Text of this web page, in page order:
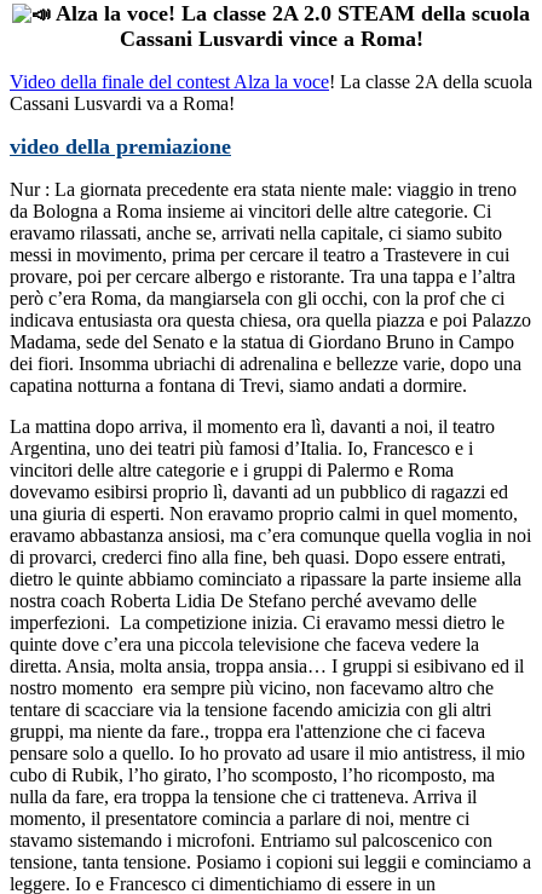
Alza la voce! La classe 2A 2.0 STEAM della scuola
Cassani Lusvardi vince a Roma!
Video della finale del contest Alza la voce! La classe 2A della scuola
Cassani Lusvardi va a Roma!
video della premiazione
Nur : La giornata precedente era stata niente male: viaggio in treno
da Bologna a Roma insieme ai vincitori delle altre categorie. Ci
eravamo rilassati, anche se, arrivati nella capitale, ci siamo subito
messi in movimento, prima per cercare il teatro a Trastevere in cui
provare, poi per cercare albergo e ristorante. Tra una tappa e l’altra
però c’era Roma, da mangiarsela con gli occhi, con la prof che ci
indicava entusiasta ora questa chiesa, ora quella piazza e poi Palazzo
Madama, sede del Senato e la statua di Giordano Bruno in Campo
dei fiori. Insomma ubriachi di adrenalina e bellezze varie, dopo una
capatina notturna a fontana di Trevi, siamo andati a dormire.
La mattina dopo arriva, il momento era lì, davanti a noi, il teatro
Argentina, uno dei teatri più famosi d’Italia. Io, Francesco e i
vincitori delle altre categorie e i gruppi di Palermo e Roma
dovevamo esibirsi proprio lì, davanti ad un pubblico di ragazzi ed
una giuria di esperti. Non eravamo proprio calmi in quel momento,
eravamo abbastanza ansiosi, ma c’era comunque quella voglia in noi
di provarci, crederci fino alla fine, beh quasi. Dopo essere entrati,
dietro le quinte abbiamo cominciato a ripassare la parte insieme alla
nostra coach Roberta Lidia De Stefano perché avevamo delle
imperfezioni. La competizione inizia. Ci eravamo messi dietro le
quinte dove c’era una piccola televisione che faceva vedere la
diretta. Ansia, molta ansia, troppa ansia… I gruppi si esibivano ed il
nostro momento era sempre più vicino, non facevamo altro che
tentare di scacciare via la tensione facendo amicizia con gli altri
gruppi, ma niente da fare., troppa era l'attenzione che ci faceva
pensare solo a quello. Io ho provato ad usare il mio antistress, il mio
cubo di Rubik, l’ho girato, l’ho scomposto, l’ho ricomposto, ma
nulla da fare, era troppa la tensione che ci tratteneva. Arriva il
momento, il presentatore comincia a parlare di noi, mentre ci
stavamo sistemando i microfoni. Entriamo sul palcoscenico con
tensione, tanta tensione. Posiamo i copioni sui leggii e cominciamo a
leggere. Io e Francesco ci dimentichiamo di essere in un